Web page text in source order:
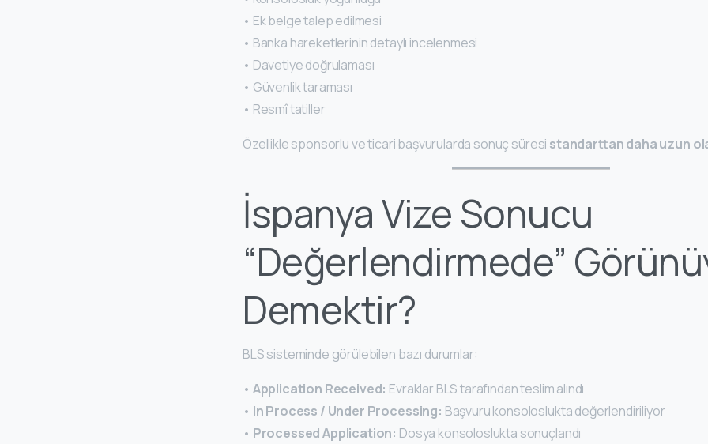
• Ek belge talep edilmesi
• Banka hareketlerinin detaylı incelenmesi
• Davetiye doğrulaması
• Güvenlik taraması
• Resmî tatiller
Özellikle sponsorlu ve ticari başvurularda sonuç süresi standarttan daha uzun
İspanya Vize Sonucu
“Değerlendirmede”
Demektir?
BLS sisteminde görülebilen bazı durumlar:
• Application Received: Evraklar BLS tarafından teslim alındı
• In Process / Under Processing: Başvuru konsoloslukta değerlendiriliyor
• Processed Application: Dosya konsoloslukta sonuçlandı